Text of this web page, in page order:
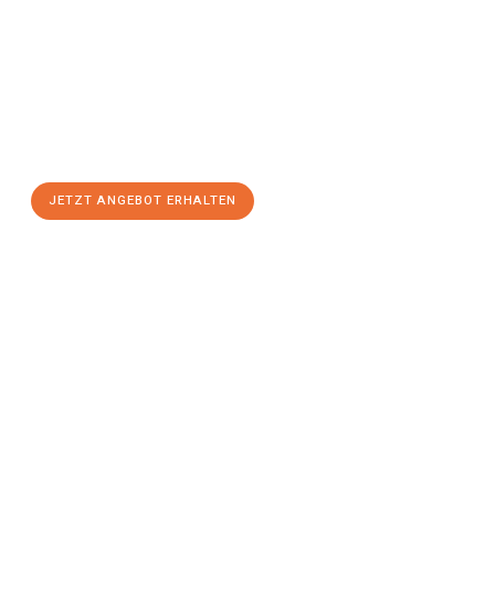
JETZT ANGEBOT ERHALTEN